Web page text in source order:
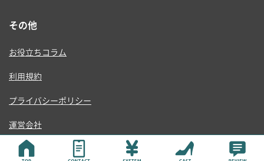
その他
お役立ちコラム
利用規約
プライバシーポリシー
運営会社